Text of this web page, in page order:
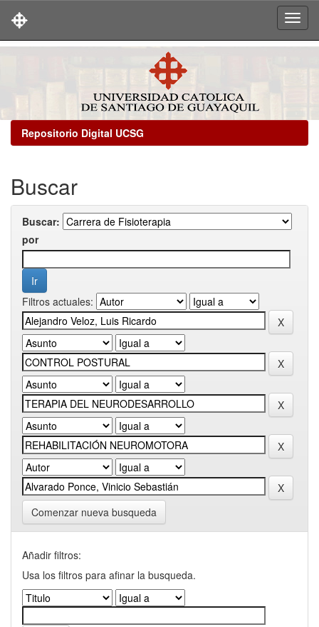
Repositorio Digital UCSG
Buscar
Buscar:
por
Filtros actuales:
Comenzar nueva busqueda
Añadir filtros:
Usa los filtros para afinar la busqueda.